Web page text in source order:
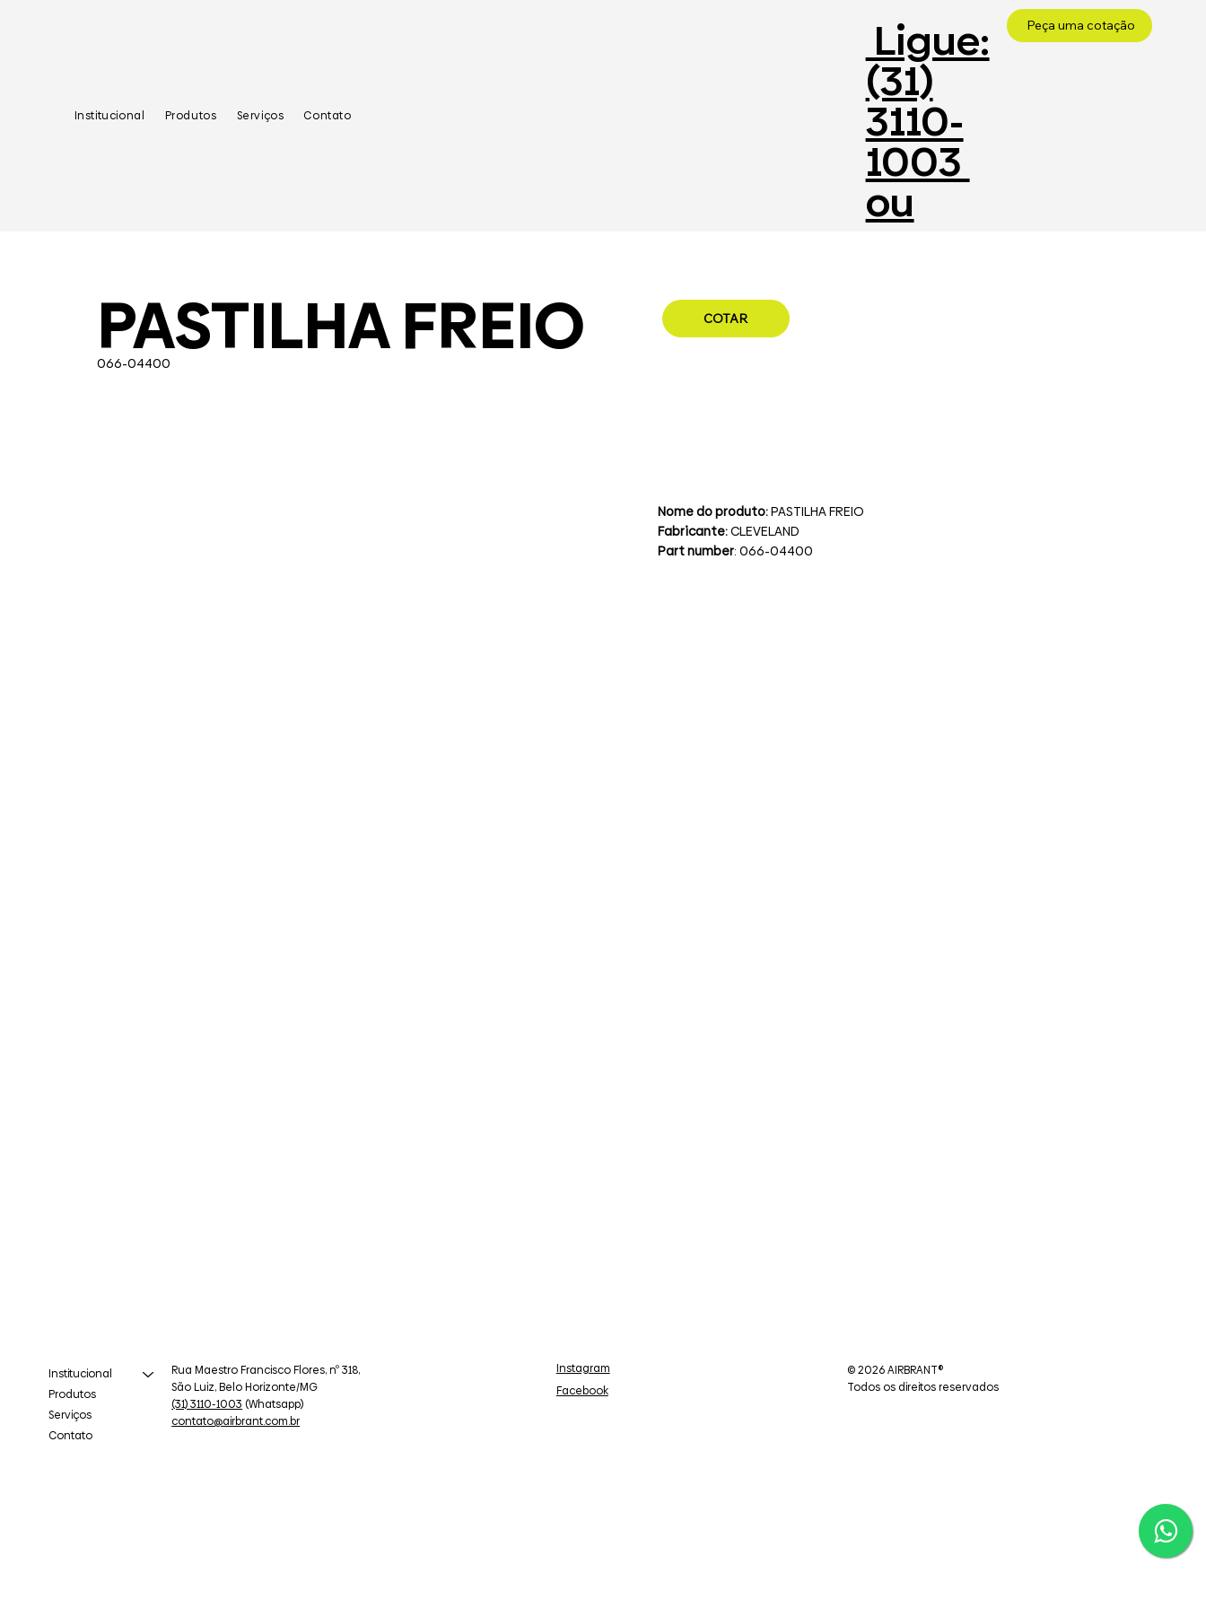
Institucional Produtos Serviços Contato
Ligue:
(31)
3110-
1003
ou
Peça uma cotação
PASTILHA FREIO
066-04400
COTAR
Nome do produto:PASTILHA FREIO
Fabricante:CLEVELAND
Part number: 066-04400
Institucional
Produtos
Serviços
Contato
Rua Maestro Francisco Flores, nº 318,
São Luiz, Belo Horizonte/MG
(31) 3110-1003 (Whatsapp)
contato@airbrant.com.br
Instagram
Facebook
© 2026 AIRBRANT®
Todos os direitos reservados